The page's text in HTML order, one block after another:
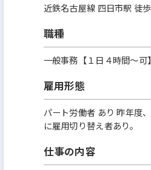
近鉄名古屋線 四日市駅 徒
職種
一般事務【１日４時間～可】
雇用形態
パート労働者 あり 昨年度
に雇用切り替え者あり。
仕事の内容